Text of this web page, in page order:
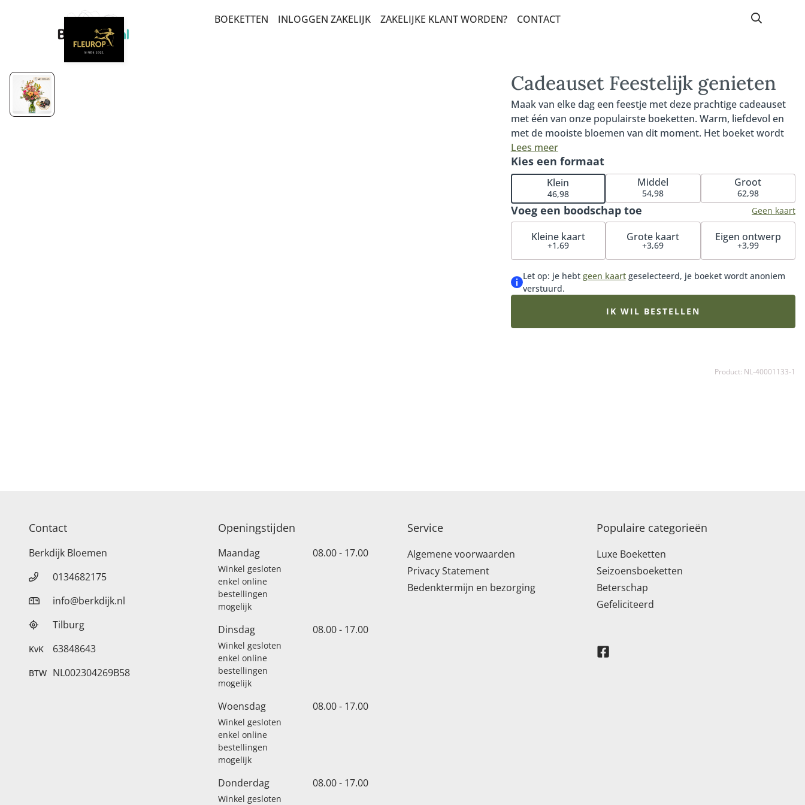
BOEKETTEN INLOGGEN ZAKELIJK ZAKELIJKE KLANT WORDEN? CONTACT
Cadeauset Feestelijk genieten
Maak van elke dag een feestje met deze prachtige cadeauset
met één van onze populairste boeketten. Warm, liefdevol en
met de mooiste bloemen van dit moment. Het boeket wordt
bezorgd inclusief onze handgemaakte bonbons in luxe giftset.
Deze 9 bonbons zijn gevuld met een romige en zachte
pralinévulling in de smaken pecan, amandel, hazelnoot,
pistache en cashew. Een ware must voor de echte bloemen-
en chocoladeliefhebber.
Lees meer
Kies een formaat
Klein
46,98
Middel
54,98
Groot
62,98
Voeg een boodschap toe Geen kaart
Kleine kaart
+1,69
Grote kaart
+3,69
Eigen ontwerp
+3,99
Let op: je hebt geen kaartgeselecteerd, je boeket wordt anoniem
verstuurd.
IK WIL BESTELLEN
Product: NL-40001133-1
Contact
Berkdijk Bloemen
0134682175
info@berkdijk.nl
Tilburg
KvK 63848643
BTW NL002304269B58
Openingstijden
Maandag 08.00 - 17.00
Winkel gesloten
enkel online
bestellingen
mogelijk
Dinsdag 08.00 - 17.00
Winkel gesloten
enkel online
bestellingen
mogelijk
Woensdag 08.00 - 17.00
Winkel gesloten
enkel online
bestellingen
mogelijk
Donderdag 08.00 - 17.00
Winkel gesloten
Service
Algemene voorwaarden
Privacy Statement
Bedenktermijn en bezorging
Populaire categorieën
Luxe Boeketten
Seizoensboeketten
Beterschap
Gefeliciteerd